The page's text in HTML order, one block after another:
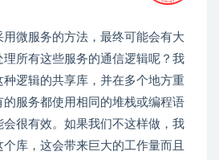
微服务的方法，最终可能会有大
所有这些服务的通信逻辑呢？我
逻辑的共享库，并在多个地方重
的服务都使用相同的堆栈或编程语
会很有效。如果我们不这样做，我
库，这会带来巨大的工作量而且